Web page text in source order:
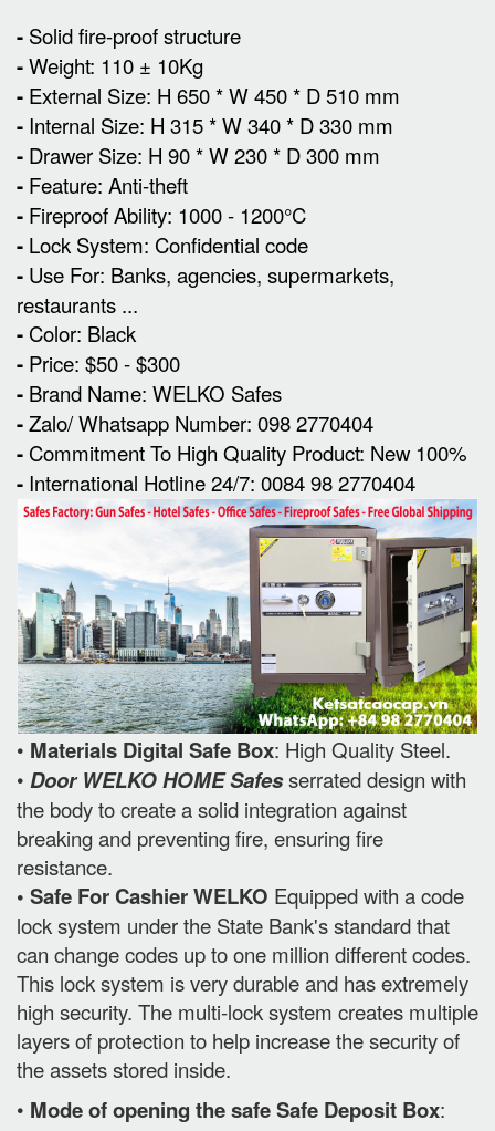
- Solid fire-proof structure
-Weight: 110 ± 10Kg
- External Size: H 650 * W 450 * D 510 mm
- Internal Size: H 315 * W 340 * D 330 mm
- Drawer Size: H 90 * W 230 * D 300 mm
- Feature: Anti-theft
- Fireproof Ability: 1000 - 1200°C
- Lock System: Confidential code
- Use For: Banks, agencies, supermarkets,
restaurants ...
- Color: Black
- Price: $50 - $300
- Brand Name: WELKO Safes
-Zalo/ Whatsapp Number: 098 2770404
- Commitment To High Quality Product: New 100%
- International Hotline 24/7: 0084 98 2770404
• Materials Digital Safe Box: High Quality Steel.
• Door WELKO HOME Safesserrated design with
the body to create a solid integration against
breaking and preventing fire, ensuring fire
resistance.
• Safe For Cashier WELKO Equipped with a code
lock system under the State Bank's standard that
can change codes up to one million different codes.
This lock system is very durable and has extremely
high security. The multi-lock system creates multiple
layers of protection to help increase the security of
the assets stored inside.
• Mode of opening the safe Safe Deposit Box: